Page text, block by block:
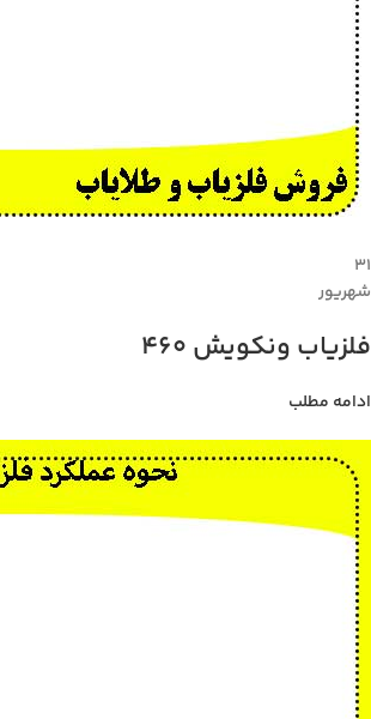
۳۱
شهریور
فلزیاب ونکویش 460
ادامه مطلب